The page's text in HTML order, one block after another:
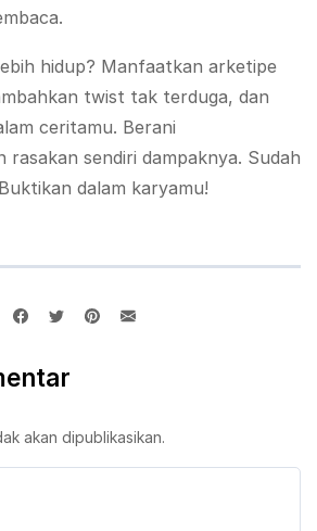
hidup? Manfaatkan arketipe
twist tak terduga, dan
ceritamu. Berani
rasakan sendiri dampaknya. Sudah
dalam karyamu!
akan dipublikasikan.